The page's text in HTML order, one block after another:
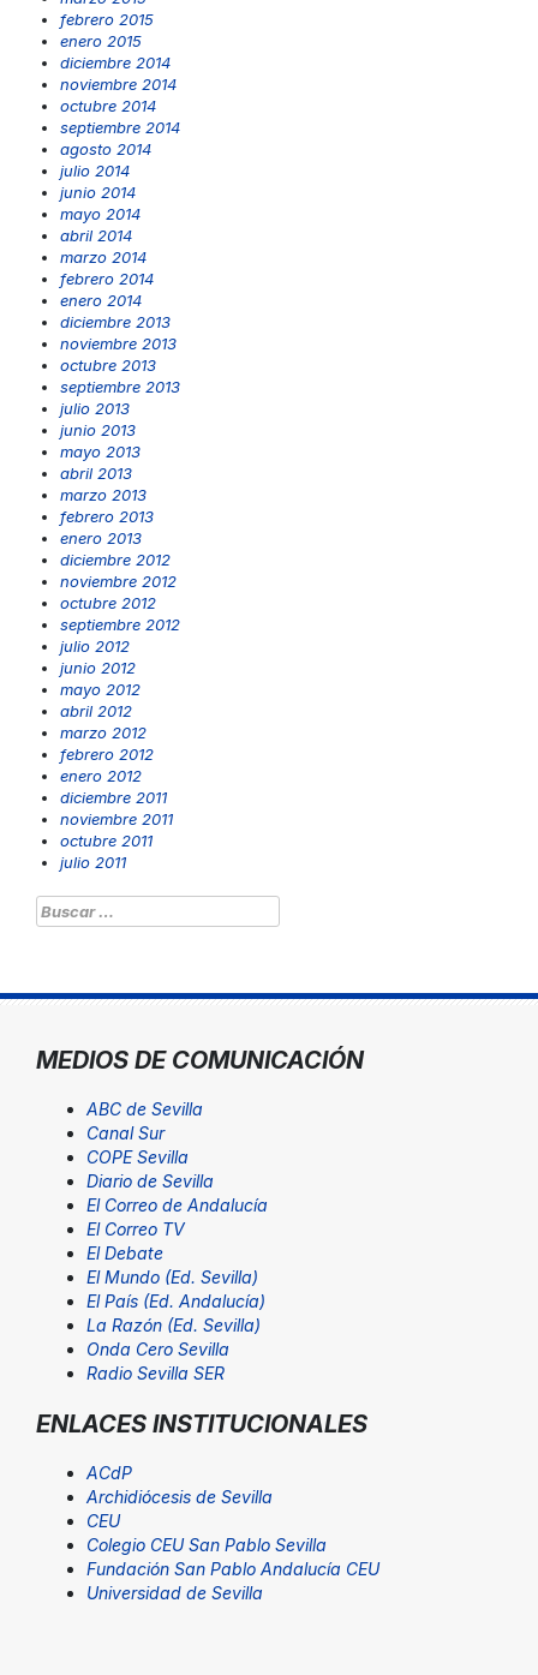
febrero 2015
enero 2015
diciembre 2014
noviembre 2014
octubre 2014
septiembre 2014
agosto 2014
julio 2014
junio 2014
mayo 2014
abril 2014
marzo 2014
febrero 2014
enero 2014
diciembre 2013
noviembre 2013
octubre 2013
septiembre 2013
julio 2013
junio 2013
mayo 2013
abril 2013
marzo 2013
febrero 2013
enero 2013
diciembre 2012
noviembre 2012
octubre 2012
septiembre 2012
julio 2012
junio 2012
mayo 2012
abril 2012
marzo 2012
febrero 2012
enero 2012
diciembre 2011
noviembre 2011
octubre 2011
julio 2011
Buscar:
MEDIOS DE COMUNICACIÓN
ABC de Sevilla
Canal Sur
COPE Sevilla
Diario de Sevilla
El Correo de Andalucía
El Correo TV
El Debate
El Mundo (Ed. Sevilla)
El País (Ed. Andalucía)
La Razón (Ed. Sevilla)
Onda Cero Sevilla
Radio Sevilla SER
ENLACES INSTITUCIONALES
ACdP
Archidiócesis de Sevilla
CEU
Colegio CEU San Pablo Sevilla
Fundación San Pablo Andalucía CEU
Universidad de Sevilla